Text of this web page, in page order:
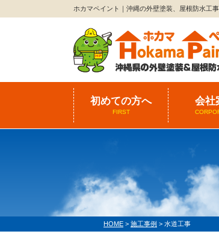
ホカマペイント｜沖縄の外壁塗装、屋根防水工
初めての方へ
FIRST
会社
HOME > 施工事例 > 水道工事